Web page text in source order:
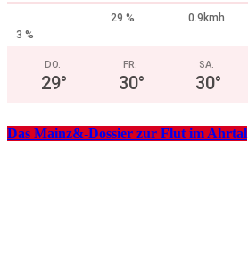
29 %
0.9kmh
3 %
DO.
29°
FR.
30°
SA.
30°
Das Mainz&-Dossier zur Flut im Ahrtal